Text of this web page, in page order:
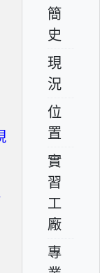
簡
史
現
況
位
置
實
習
工
廠
專